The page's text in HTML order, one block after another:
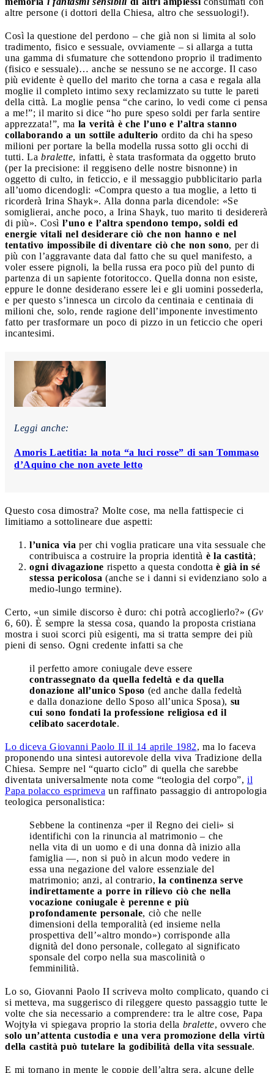
altre persone (i dottori della Chiesa, altro che sessuologi!).
Così la questione del perdono – che già non si limita al solo
tradimento, fisico e sessuale, ovviamente – si allarga a tutta
una gamma di sfumature che sottendono proprio il tradimento
(fisico e sessuale)… anche se nessuno se ne accorge. Il caso
più evidente è quello del marito che torna a casa e regala alla
moglie il completo intimo sexy reclamizzato su tutte le pareti
della città. La moglie pensa “che carino, lo vedi come ci pensa
a me!”; il marito si dice “ho pure speso soldi per farla sentire
apprezzata!”, ma la verità è che l’uno e l’altra stanno
collaborando a un sottile adulterio ordito da chi ha speso
milioni per portare la bella modella russa sotto gli occhi di
tutti. La bralette, infatti, è stata trasformata da oggetto bruto
(per la precisione: il reggiseno delle nostre bisnonne) in
oggetto di culto, in feticcio, e il messaggio pubblicitario parla
all’uomo dicendogli: «Compra questo a tua moglie, a letto ti
ricorderà Irina Shayk». Alla donna parla dicendole: «Se
somiglierai, anche poco, a Irina Shayk, tuo marito ti desidererà
di più». Così l’uno e l’altra spendono tempo, soldi ed
energie vitali nel desiderare ciò che non hanno e nel
tentativo impossibile di diventare ciò che non sono, per di
più con l’aggravante data dal fatto che su quel manifesto, a
voler essere pignoli, la bella russa era poco più del punto di
partenza di un sapiente fotoritocco. Quella donna non esiste,
eppure le donne desiderano essere lei e gli uomini possederla,
e per questo s’innesca un circolo da centinaia e centinaia di
milioni che, solo, rende ragione dell’imponente investimento
fatto per trasformare un poco di pizzo in un feticcio che operi
incantesimi.
Leggi anche:
Amoris Laetitia: la nota “a luci rosse” di san Tommaso
d’Aquino che non avete letto
Questo cosa dimostra? Molte cose, ma nella fattispecie ci
limitiamo a sottolineare due aspetti:
l’unica via per chi voglia praticare una vita sessuale che
contribuisca a costruire la propria identità è la castità;
ogni divagazione rispetto a questa condotta è già in sé
stessa pericolosa (anche se i danni si evidenziano solo a
medio-lungo termine).
Certo, «un simile discorso è duro: chi potrà accoglierlo?» (Gv
6, 60). È sempre la stessa cosa, quando la proposta cristiana
mostra i suoi scorci più esigenti, ma si tratta sempre dei più
pieni di senso. Ogni credente infatti sa che
il perfetto amore coniugale deve essere
contrassegnato da quella fedeltà e da quella
donazione all’unico Sposo (ed anche dalla fedeltà
e dalla donazione dello Sposo all’unica Sposa), su
cui sono fondati la professione religiosa ed il
celibato sacerdotale.
Lo diceva Giovanni Paolo II il 14 aprile 1982, ma lo faceva
proponendo una sintesi autorevole della viva Tradizione della
Chiesa. Sempre nel “quarto ciclo” di quella che sarebbe
diventata universalmente nota come “teologia del corpo”, il
Papa polacco esprimeva un raffinato passaggio di antropologia
teologica personalistica:
Sebbene la continenza «per il Regno dei cieli» si
identifichi con la rinuncia al matrimonio – che
nella vita di un uomo e di una donna dà inizio alla
famiglia —, non si può in alcun modo vedere in
essa una negazione del valore essenziale del
matrimonio; anzi, al contrario, la continenza serve
indirettamente a porre in rilievo ciò che nella
vocazione coniugale è perenne e più
profondamente personale, ciò che nelle
dimensioni della temporalità (ed insieme nella
prospettiva dell’«altro mondo») corrisponde alla
dignità del dono personale, collegato al significato
sponsale del corpo nella sua mascolinità o
femminilità.
Lo so, Giovanni Paolo II scriveva molto complicato, quando ci
si metteva, ma suggerisco di rileggere questo passaggio tutte le
volte che sia necessario a comprendere: tra le altre cose, Papa
Wojtyła vi spiegava proprio la storia della bralette, ovvero che
solo un’attenta custodia e una vera promozione della virtù
della castità può tutelare la godibilità della vita sessuale.
E mi tornano in mente le coppie dell’altra sera, alcune delle